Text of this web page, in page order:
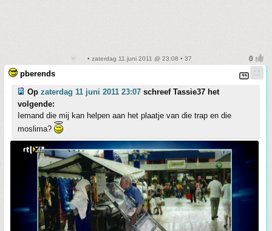
• zaterdag 11 juni 2011 @ 23:08 • 37
pberends
Op zaterdag 11 juni 2011 23:07 schreef Tassie37 het
volgende:
Iemand die mij kan helpen aan het plaatje van die trap en die
moslima?